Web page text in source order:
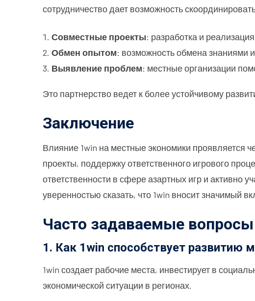
сотрудничество дает возможность
Совместные проекты: разработка и
Обмен опытом: возможность обмена
Выявление проблем: местные организации
Это партнерство ведет к более устойчивому
Заключение
Влияние 1win на местные экономики проявляется
проекты, поддержку ответственного игрового
ответственности в сфере азартных игр и
уверенностью сказать, что 1win вносит значимый
Часто задаваемые вопросы
1. Как 1win способствует развитию
1win создает рабочие места, инвестирует в
экономической ситуации в регионах.